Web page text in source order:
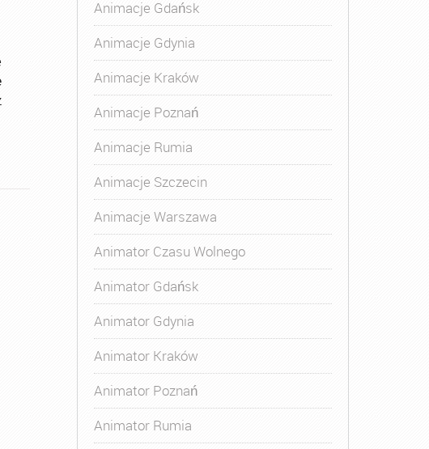
Animacje Gdańsk
Animacje Gdynia
Animacje Kraków
Animacje Poznań
Animacje Rumia
Animacje Szczecin
Animacje Warszawa
Animator Czasu Wolnego
Animator Gdańsk
Animator Gdynia
Animator Kraków
Animator Poznań
Animator Rumia